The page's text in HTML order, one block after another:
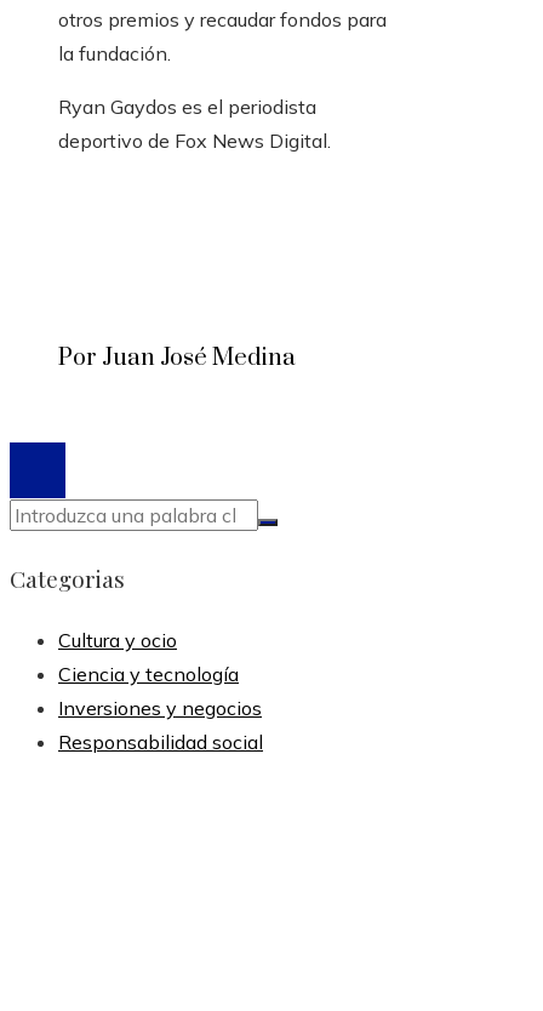
otros premios y recaudar fondos para
la fundación.
Ryan Gaydos es el periodista
deportivo de Fox News Digital.
Por Juan José Medina
Categorias
Cultura y ocio
Ciencia y tecnología
Inversiones y negocios
Responsabilidad social